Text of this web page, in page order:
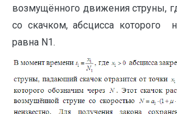
возмущённого движения струны,
со скачком, абсцисса которого
равна N1.